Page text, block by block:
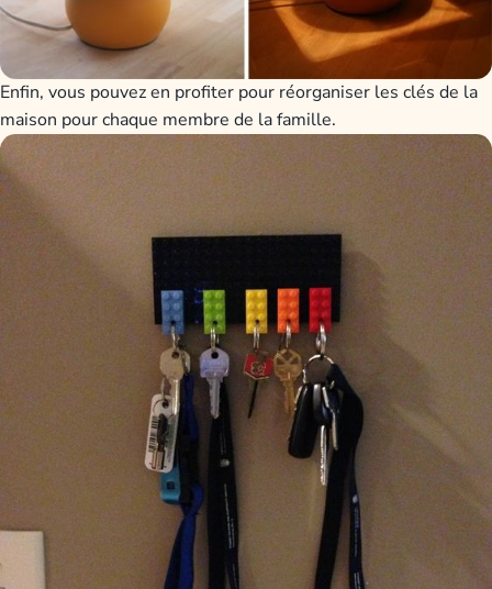
Enfin, vous pouvez en profiter pour réorganiser les clés de la
maison pour chaque membre de la famille.